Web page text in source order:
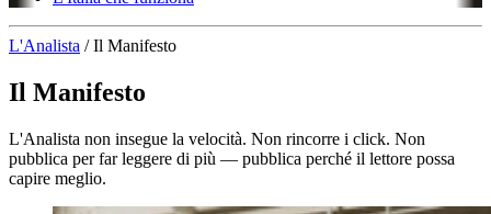
L'Analista / Il Manifesto
Il Manifesto
L'Analista non insegue la velocità. Non rincorre i click. Non
pubblica per far leggere di più — pubblica perché il lettore possa
capire meglio.